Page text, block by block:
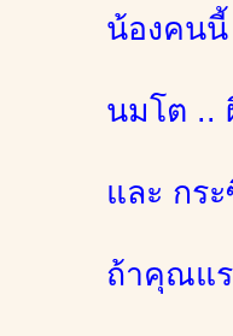
น้องคน
นมโต ..
และ กร
ถ้าคุณแ